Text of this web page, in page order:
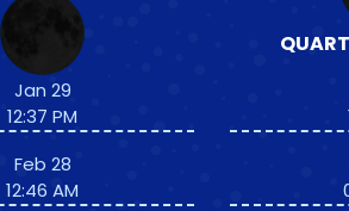
Jan 29
12:37 PM
Feb 28
12:46 AM